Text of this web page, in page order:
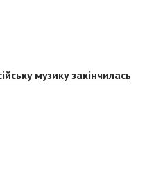
музику закінчилась